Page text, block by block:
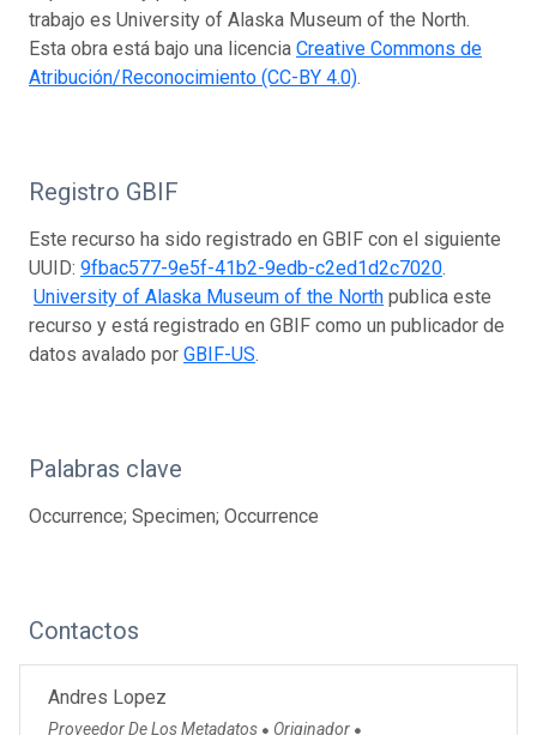
trabajo es University of Alaska Museum of the North.
Esta obra está bajo una licencia Creative Commons de
Atribución/Reconocimiento (CC-BY 4.0).
Registro GBIF
Este recurso ha sido registrado en GBIF con el siguiente
UUID: 9fbac577-9e5f-41b2-9edb-c2ed1d2c7020.
University of Alaska Museum of the North publica este
recurso y está registrado en GBIF como un publicador de
datos avalado por GBIF-US.
Palabras clave
Occurrence; Specimen; Occurrence
Contactos
Andres Lopez
Proveedor De Los Metadatos ● Originador ●